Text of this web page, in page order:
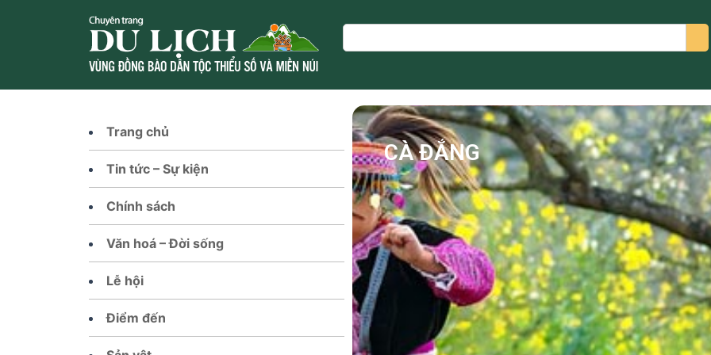
Search
Trang chủ
Tin tức – Sự kiện
Chính sách
Văn hoá – Đời sống
Lễ hội
Điểm đến
CÀ ĐẮNG